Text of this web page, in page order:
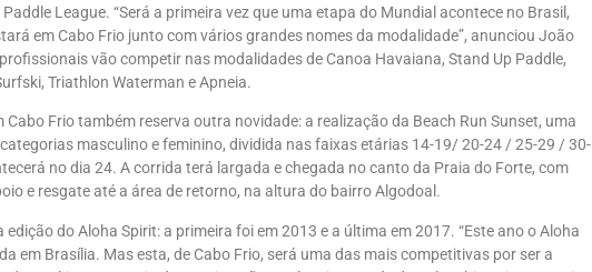
League. “Será a primeira vez que uma etapa do Mundial acontece no Brasil,
em Cabo Frio junto com vários grandes nomes da modalidade”, anunciou João
vão competir nas modalidades de Canoa Havaiana, Stand Up Paddle,
Triathlon Waterman e Apneia.
Frio também reserva outra novidade: a realização da Beach Run Sunset, uma
masculino e feminino, dividida nas faixas etárias 14-19/ 20-24 / 25-29 / 30-
no dia 24. A corrida terá largada e chegada no canto da Praia do Forte, com
e resgate até a área de retorno, na altura do bairro Algodoal.
do Aloha Spirit: a primeira foi em 2013 e a última em 2017. “Este ano o Aloha
em Brasília. Mas esta, de Cabo Frio, será uma das mais competitivas por ser a